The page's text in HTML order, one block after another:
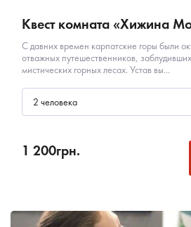
Квест комната «Хижина
С давних времен карпатские горы были
отважных путешественников,
мистических горных лесах. Устав вы...
2 человека
1 200грн.